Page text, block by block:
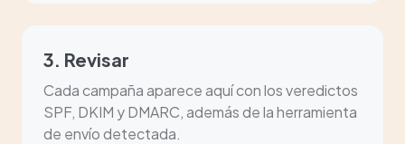
3. Revisar
Cada campaña aparece aquí con los veredictos
SPF, DKIM y DMARC, además de la herramienta
de envío detectada.